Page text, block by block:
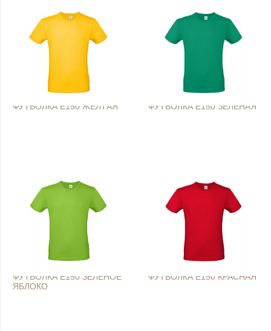
ФУТБОЛКА E150 ЖЕЛТАЯ ФУТБОЛКА E150 ЗЕЛЕНАЯ
ФУТБОЛКА E150 ЗЕЛЕНОЕ
ЯБЛОКО
ФУТБОЛКА E150 КРАСНАЯ